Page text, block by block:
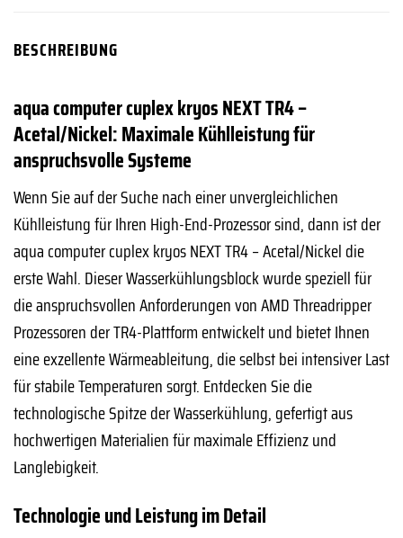
BESCHREIBUNG
aqua computer cuplex kryos NEXT TR4 –
Acetal/Nickel: Maximale Kühlleistung für
anspruchsvolle Systeme
Wenn Sie auf der Suche nach einer unvergleichlichen
Kühlleistung für Ihren High-End-Prozessor sind, dann ist der
aqua computer cuplex kryos NEXT TR4 – Acetal/Nickel die
erste Wahl. Dieser Wasserkühlungsblock wurde speziell für
die anspruchsvollen Anforderungen von AMD Threadripper
Prozessoren der TR4-Plattform entwickelt und bietet Ihnen
eine exzellente Wärmeableitung, die selbst bei intensiver Last
für stabile Temperaturen sorgt. Entdecken Sie die
technologische Spitze der Wasserkühlung, gefertigt aus
hochwertigen Materialien für maximale Effizienz und
Langlebigkeit.
Technologie und Leistung im Detail